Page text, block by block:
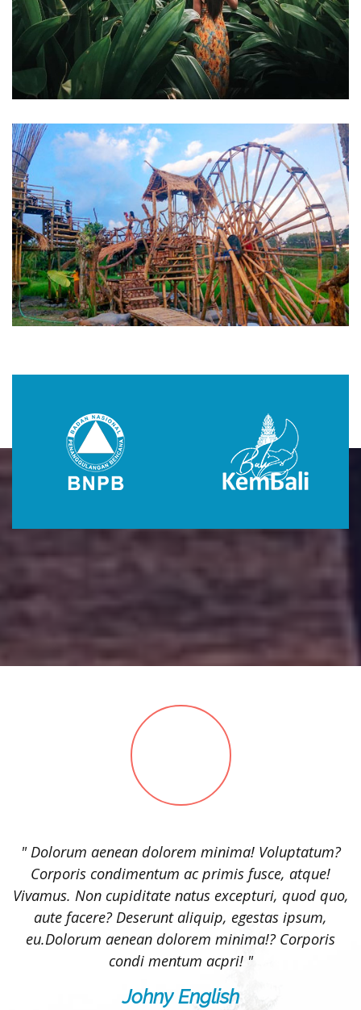
" Dolorum aenean dolorem minima! Voluptatum?
Corporis condimentum ac primis fusce, atque!
Vivamus. Non cupiditate natus excepturi, quod quo,
aute facere? Deserunt aliquip, egestas ipsum,
eu.Dolorum aenean dolorem minima!? Corporis
condi mentum acpri! "
Johny English